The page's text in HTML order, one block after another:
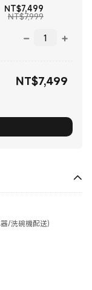
NT$7,499現價
NT$7,999銷售價格
NT$7,499
/洗碗機配送)